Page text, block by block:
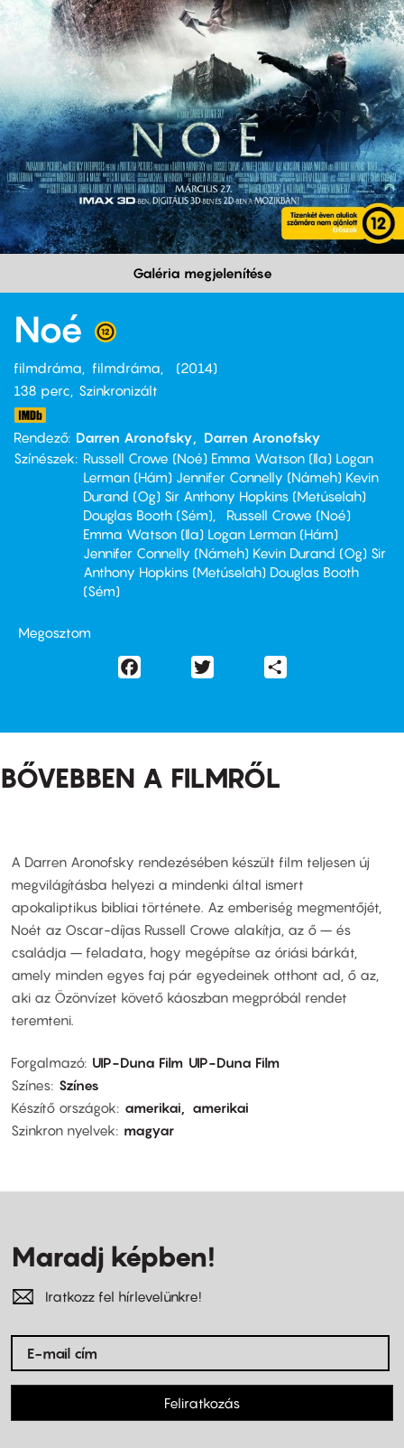
Galéria megjelenítése
Noé
filmdráma filmdráma
2014
138 perc,
Szinkronizált
Rendező Darren Aronofsky
Darren Aronofsky
Színészek
Russell Crowe (Noé) Emma Watson (Ila) Logan
Lerman (Hám) Jennifer Connelly (Námeh) Kevin
Durand (Og) Sir Anthony Hopkins (Metúselah)
Douglas Booth (Sém)
Russell Crowe (Noé)
Emma Watson (Ila) Logan Lerman (Hám)
Jennifer Connelly (Námeh) Kevin Durand (Og) Sir
Anthony Hopkins (Metúselah) Douglas Booth
(Sém)
Megosztom
Facebook
BŐVEBBEN A FILMRŐL
A Darren Aronofsky rendezésében készült film teljesen új
megvilágításba helyezi a mindenki által ismert
apokaliptikus bibliai története. Az emberiség megmentőjét,
Noét az Oscar-díjas Russell Crowe alakítja, az ő – és
családja – feladata, hogy megépítse az óriási bárkát,
amely minden egyes faj pár egyedeinek otthont ad, ő az,
aki az Özönvízet követő káoszban megpróbál rendet
teremteni.
Forgalmazó UIP-Duna Film UIP-Duna Film
Színes Színes
Készítő országok
amerikai
amerikai
Szinkron nyelvek
magyar
Maradj képben!
Iratkozz fel hírlevelünkre!
Feliratkozás